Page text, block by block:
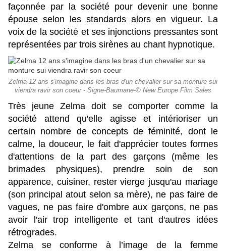
façonnée par la société pour devenir une bonne
épouse selon les standards alors en vigueur. La
voix de la société et ses injonctions pressantes sont
représentées par trois sirènes au chant hypnotique.
Zelma 12 ans s'imagine dans les bras d'un chevalier sur sa monture sui
viendra ravir son coeur - Signe-Baumane-© New Europe Film Sales
Très jeune Zelma doit se comporter comme la
société attend qu'elle agisse et intérioriser un
certain nombre de concepts de féminité, dont le
calme, la douceur, le fait d'apprécier toutes formes
d'attentions de la part des garçons (même les
brimades physiques), prendre soin de son
apparence, cuisiner, rester vierge jusqu'au mariage
(son principal atout selon sa mère), ne pas faire de
vagues, ne pas faire d'ombre aux garçons, ne pas
avoir l'air trop intelligente et tant d'autres idées
rétrogrades.
Zelma se conforme à l’image de la femme